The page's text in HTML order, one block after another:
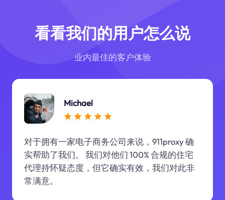
看看我们的用户怎么说
业内最佳的客户体验
Michael
对于拥有一家电子商务公司来说，911proxy 确
实帮助了我们。 我们对他们 100% 合规的住宅
代理持怀疑态度，但它确实有效，我们对此非
常满意。